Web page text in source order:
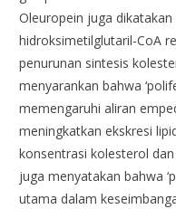
Oleuropein juga dikatakan
hidroksimetilglutaril-CoA
penurunan sintesis
menyarankan bahwa
memengaruhi aliran
meningkatkan ekskresi
konsentrasi kolesterol
juga menyatakan bahwa
utama dalam